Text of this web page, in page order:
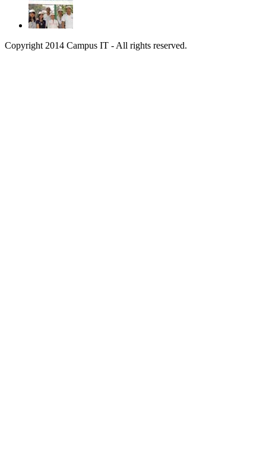
Copyright 2014 Campus IT - All rights reserved.